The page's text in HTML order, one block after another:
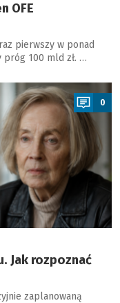
OFE
pierwszy w ponad
100 mld zł. …
0
Jak rozpoznać
zaplanowaną